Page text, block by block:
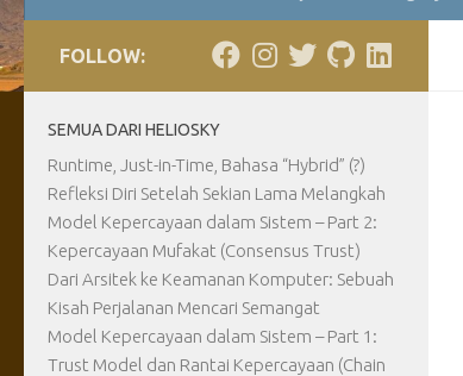
FOLLOW:
SEMUA DARI HELIOSKY
Runtime, Just-in-Time, Bahasa “Hybrid” (?)
Refleksi Diri Setelah Sekian Lama Melangkah
Model Kepercayaan dalam Sistem – Part 2:
Kepercayaan Mufakat (Consensus Trust)
Dari Arsitek ke Keamanan Komputer: Sebuah
Kisah Perjalanan Mencari Semangat
Model Kepercayaan dalam Sistem – Part 1:
Trust Model dan Rantai Kepercayaan (Chain